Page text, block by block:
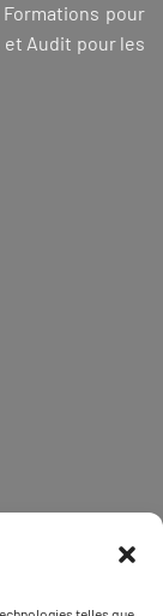
Formations pour
et Audit pour les